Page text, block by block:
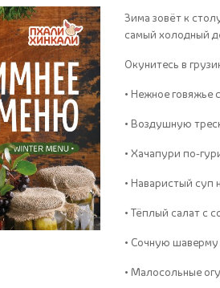
Зима зовёт к
самый холодный
Окунитесь в
• Нежное говяжье
• Воздушную
• Хачапури по-
• Наваристый
• Тёплый салат с
• Сочную шаверму
• Малосольные